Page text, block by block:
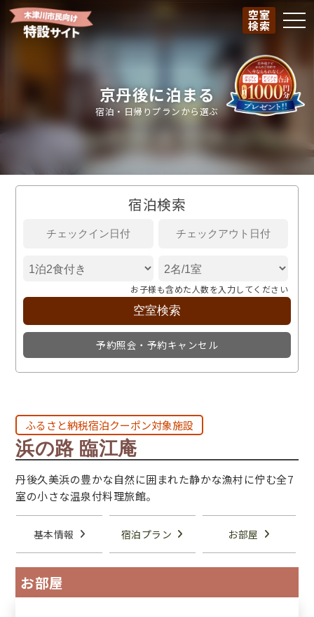
空室
検索
京丹後に泊まる
宿泊・日帰りプランから選ぶ
宿泊検索
お子様も含めた人数を入力してください
予約照会・予約キャンセル
ふるさと納税宿泊クーポン対象施設
浜の路 臨江庵
丹後久美浜の豊かな自然に囲まれた静かな漁村に佇む全7
室の小さな温泉付料理旅館。
基本情報 宿泊プラン お部屋
お部屋